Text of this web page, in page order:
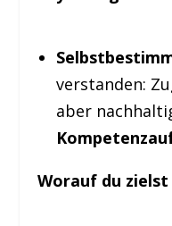
verstanden:
aber
Worauf du zielst